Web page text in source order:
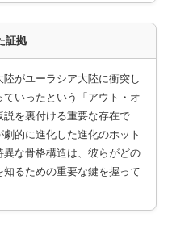
証拠
がユーラシア大陸に衝突し
いったという「アウト・オ
を裏付ける重要な存在で
的に進化した進化のホット
な骨格構造は、彼らがどの
るための重要な鍵を握って